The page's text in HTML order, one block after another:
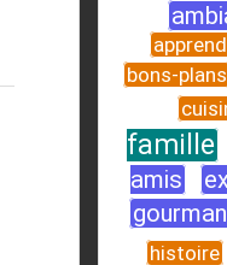
bons-plans
famille
amis
histoire